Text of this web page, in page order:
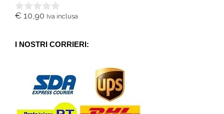
0
5
€ 10,90 Iva inclusa
I NOSTRI CORRIERI: